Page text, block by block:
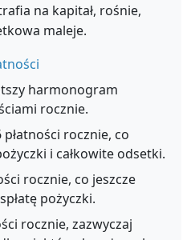
na kapitał, rośnie,
maleje.
harmonogram
rocznie.
płatności rocznie, co
i całkowite odsetki.
rocznie, co jeszcze
pożyczki.
rocznie, zazwyczaj